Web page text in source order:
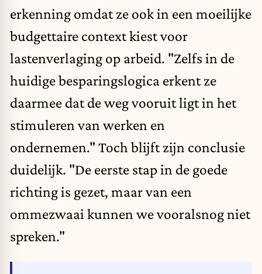
erkenning omdat ze ook in een moeilijke
budgettaire context kiest voor
lastenverlaging op arbeid. "Zelfs in de
huidige besparingslogica erkent ze
daarmee dat de weg vooruit ligt in het
stimuleren van werken en
ondernemen." Toch blijft zijn conclusie
duidelijk. "De eerste stap in de goede
richting is gezet, maar van een
ommezwaai kunnen we vooralsnog niet
spreken."